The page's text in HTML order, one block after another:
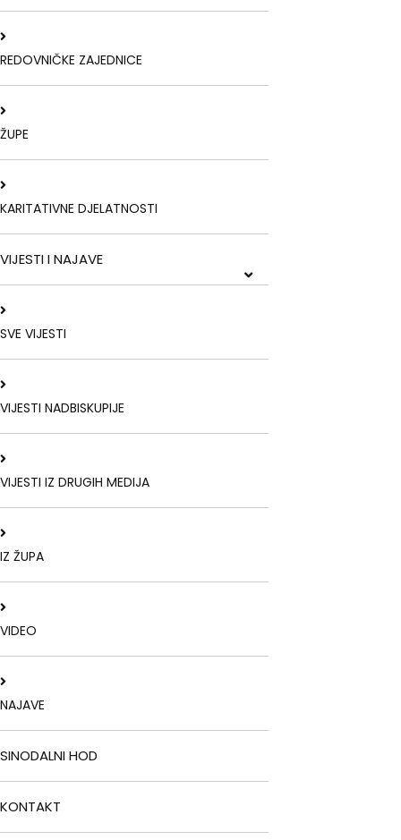
REDOVNIČKE ZAJEDNICE
ŽUPE
KARITATIVNE DJELATNOSTI
VIJESTI I NAJAVE
SVE VIJESTI
VIJESTI NADBISKUPIJE
VIJESTI IZ DRUGIH MEDIJA
IZ ŽUPA
VIDEO
NAJAVE
SINODALNI HOD
KONTAKT